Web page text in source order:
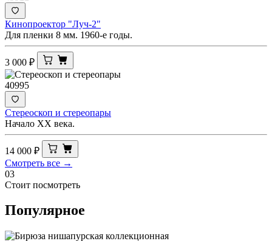
Кинопроектор "Луч-2"
Для пленки 8 мм. 1960-е годы.
3 000 ₽
40995
Стереоскоп и стереопары
Начало ХХ века.
14 000 ₽
Смотреть все →
03
Стоит посмотреть
Популярное